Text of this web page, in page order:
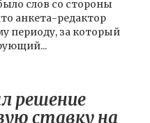
слов со стороны
анкета-редактор
периоду, за который
решение
ставку на